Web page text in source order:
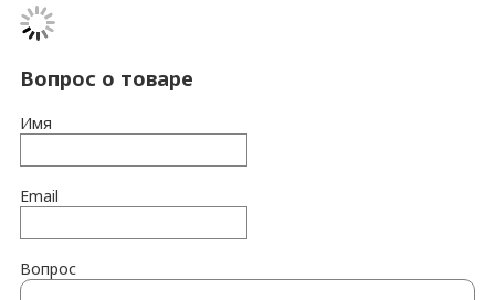
Вопрос о товаре
Имя
Email
Вопрос